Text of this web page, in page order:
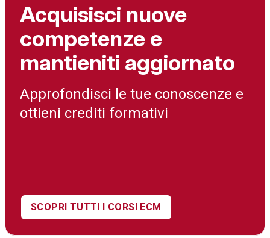
Acquisisci nuove
competenze e
mantieniti aggiornato
Approfondisci le tue conoscenze e
ottieni crediti formativi
SCOPRI TUTTI I CORSI ECM